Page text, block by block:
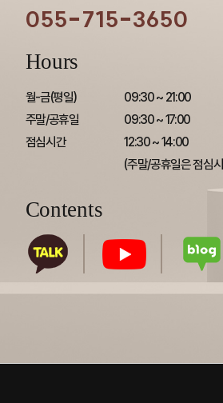
055-715-3650
Hours
월-금(평일)
주말/공휴일
점심시간
09:30 ~ 21:00
09:30 ~ 17:00
12:30 ~ 14:00
(주말/공휴일은 점심
Contents